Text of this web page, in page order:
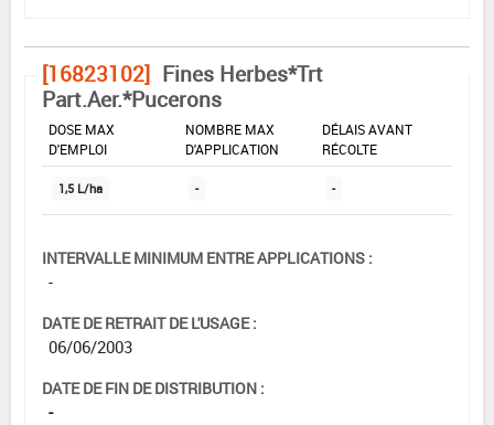
[16823102] Fines Herbes*Trt
Part.Aer.*Pucerons
DOSE MAX
D'EMPLOI
NOMBRE MAX
D'APPLICATION
DÉLAIS AVANT
RÉCOLTE
1,5 L/ha - -
INTERVALLE MINIMUM ENTRE APPLICATIONS :
-
DATE DE RETRAIT DE L'USAGE :
06/06/2003
DATE DE FIN DE DISTRIBUTION :
-